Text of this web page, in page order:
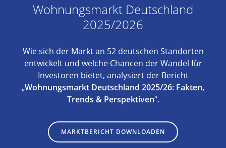
Wohnungsmarkt Deutschland
2025/2026
Wie sich der Markt an 52 deutschen Standorten
entwickelt und welche Chancen der Wandel für
Investoren bietet, analysiert der Bericht
„Wohnungsmarkt Deutschland 2025/26: Fakten,
Trends & Perspektiven“.
MARKTBERICHT DOWNLOADEN